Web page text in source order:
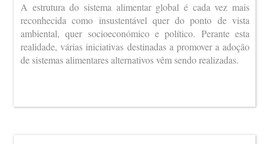
A estrutura do sistema alimentar global é cada vez mais
reconhecida como insustentável quer do ponto de vista
ambiental, quer socioeconómico e político. Perante esta
realidade, várias iniciativas destinadas a promover a adoção
de sistemas alimentares alternativos vêm sendo realizadas.